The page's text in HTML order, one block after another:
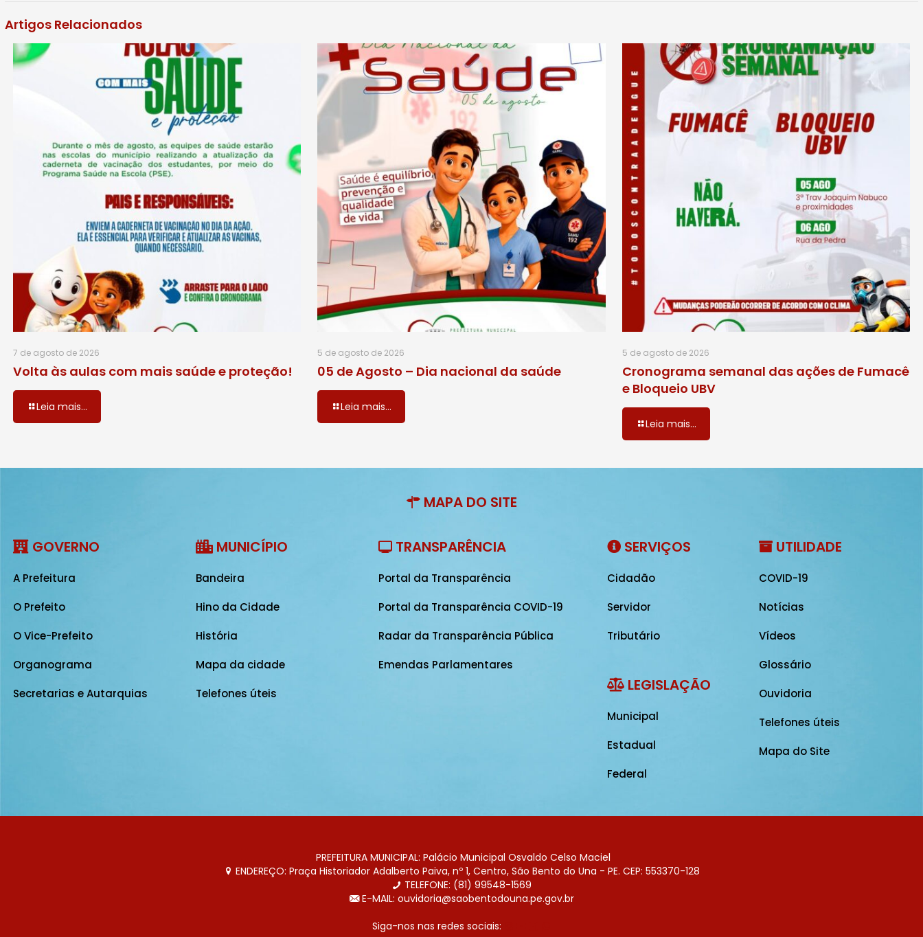
Artigos Relacionados
7 de agosto de 2026
Volta às aulas com mais saúde e proteção!
Leia mais...
5 de agosto de 2026
05 de Agosto – Dia nacional da saúde
Leia mais...
5 de agosto de 2026
Cronograma semanal das ações de Fumacê
e Bloqueio UBV
Leia mais...
MAPA DO SITE
GOVERNO
A Prefeitura
O Prefeito
O Vice-Prefeito
Organograma
Secretarias e Autarquias
MUNICÍPIO
Bandeira
Hino da Cidade
História
Mapa da cidade
Telefones úteis
TRANSPARÊNCIA
Portal da Transparência
Portal da Transparência COVID-19
Radar da Transparência Pública
Emendas Parlamentares
SERVIÇOS
Cidadão
Servidor
Tributário
LEGISLAÇÃO
Municipal
Estadual
Federal
UTILIDADE
COVID-19
Notícias
Vídeos
Glossário
Ouvidoria
Telefones úteis
Mapa do Site
PREFEITURA MUNICIPAL: Palácio Municipal Osvaldo Celso Maciel
ENDEREÇO: Praça Historiador Adalberto Paiva, nº 1, Centro, São Bento do Una - PE. CEP: 553370-128
TELEFONE: (81) 99548-1569
E-MAIL: ouvidoria@saobentodouna.pe.gov.br
Siga-nos nas redes sociais: